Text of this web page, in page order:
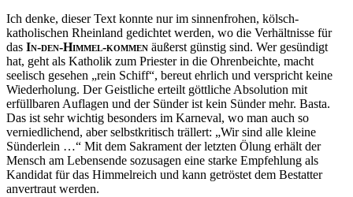
Ich denke, dieser Text konnte nur im sinnenfrohen, kölsch-
katholischen Rheinland gedichtet werden, wo die Verhältnisse für
das In-den-Himmel-kommen äußerst günstig sind. Wer gesündigt
hat, geht als Katholik zum Priester in die Ohrenbeichte, macht
seelisch gesehen
rein Schiff , bereut ehrlich und verspricht keine
Wiederholung. Der Geistliche erteilt göttliche Absolution mit
erfüllbaren Auflagen und der Sünder ist kein Sünder mehr. Basta.
Das ist sehr wichtig besonders im Karneval, wo man auch so
verniedlichend, aber selbstkritisch trällert:
Wir sind alle kleine
Sünderlein …
Mit dem Sakrament der letzten Ölung erhält der
Mensch am Lebensende sozusagen eine starke Empfehlung als
Kandidat für das Himmelreich und kann getröstet dem Bestatter
anvertraut werden.